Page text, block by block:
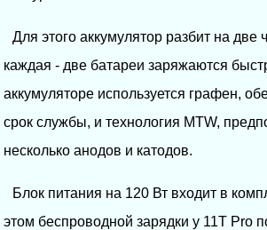
Для этого аккумулятор разбит на две
каждая - две батареи заряжаются
аккумуляторе используется графен,
срок службы, и технология MTW,
несколько анодов и катодов.
Блок питания на 120 Вт входит в
этом беспроводной зарядки у 11T Pro